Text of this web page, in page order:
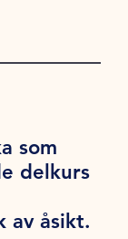
som
delkurs
av åsikt.